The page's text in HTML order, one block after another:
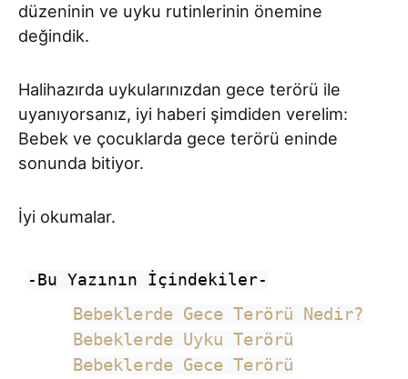
düzeninin ve uyku rutinlerinin önemine
değindik.
Halihazırda uykularınızdan gece terörü ile
uyanıyorsanız, iyi haberi şimdiden verelim:
Bebek ve çocuklarda gece terörü eninde
sonunda bitiyor.
İyi okumalar.
-Bu Yazının İçindekiler-
Bebeklerde Gece Terörü Nedir?
Bebeklerde Uyku Terörü
Bebeklerde Gece Terörü